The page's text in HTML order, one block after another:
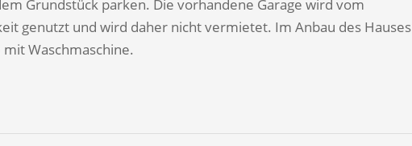
Grundstück parken. Die vorhandene Garage wird vom
genutzt und wird daher nicht vermietet. Im Anbau des Hauses
Waschmaschine.